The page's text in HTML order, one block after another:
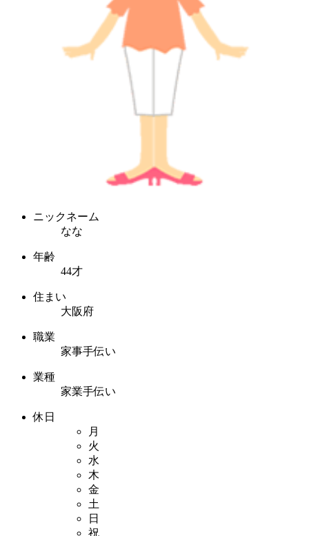
ニックネーム
なな
年齢
44才
住まい
大阪府
職業
家事手伝い
業種
家業手伝い
休日
月
火
水
木
金
土
日
祝